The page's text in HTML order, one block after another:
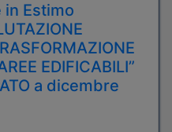
Estimo
EDIFICABILI”
a dicembre